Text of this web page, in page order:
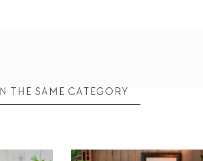
IN THE SAME CATEGORY